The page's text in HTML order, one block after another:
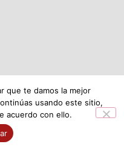
ME SRL.
que te damos la mejor
usando este sitio,
acuerdo con ello.